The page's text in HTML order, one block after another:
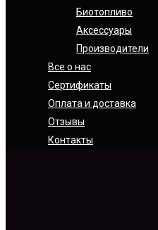
Биотопливо
Аксессуары
Производители
Все о нас
Сертификаты
Оплата и доставка
Отзывы
Контакты